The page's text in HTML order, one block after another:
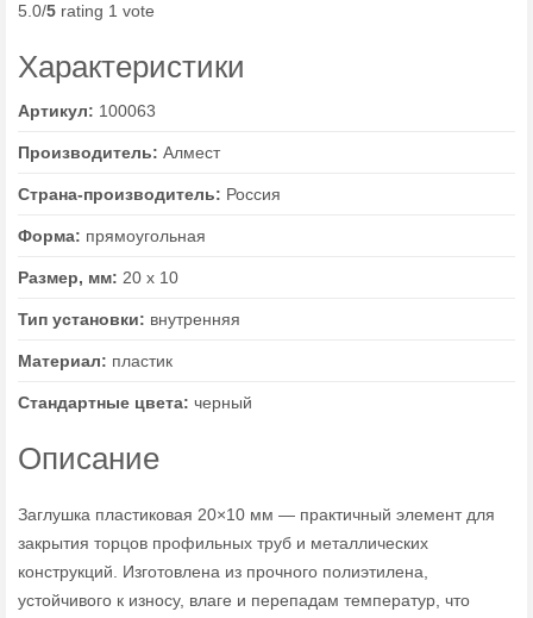
5.0/5 rating 1 vote
Характеристики
Артикул: 100063
Производитель: Алмест
Страна-производитель: Россия
Форма: прямоугольная
Размер, мм: 20 х 10
Тип установки: внутренняя
Материал: пластик
Стандартные цвета: черный
Описание
Заглушка пластиковая 20×10 мм — практичный элемент для
закрытия торцов профильных труб и металлических
конструкций. Изготовлена из прочного полиэтилена,
устойчивого к износу, влаге и перепадам температур, что